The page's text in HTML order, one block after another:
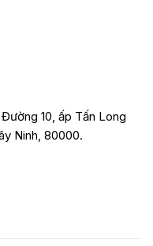
10, ấp Tấn Long
Ninh, 80000.